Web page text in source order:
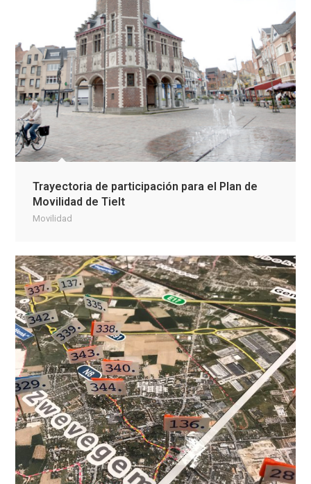
Trayectoria de participación para el Plan de
Movilidad de Tielt
Movilidad